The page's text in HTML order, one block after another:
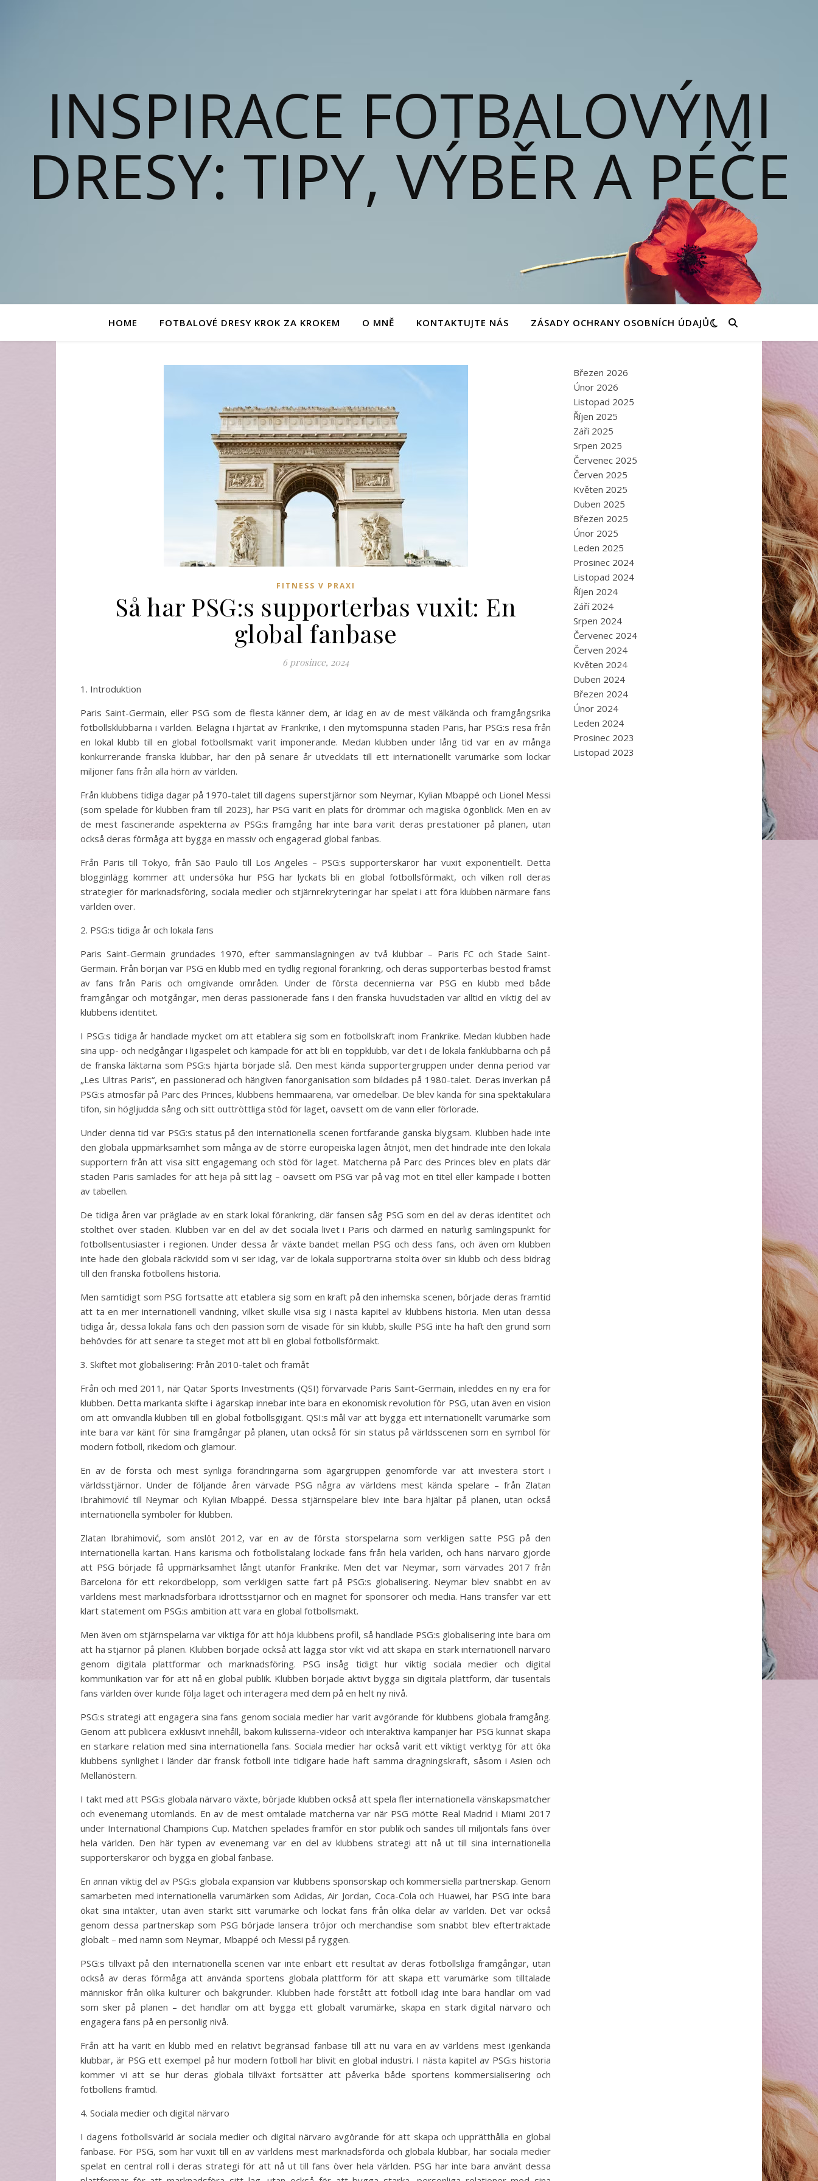
INSPIRACE FOTBALOVÝMI
DRESY: TIPY, VÝBĚR A PÉČE
HOME FOTBALOVÉ DRESY KROK ZA KROKEM O MNĚ KONTAKTUJTE NÁS ZÁSADY OCHRANY OSOBNÍCH ÚDAJŮ
FITNESS V PRAXI
Så har PSG:s supporterbas vuxit: En
global fanbase
6 prosince, 2024
1. Introduktion
Paris Saint-Germain, eller PSG som de flesta känner dem, är idag en av de mest välkända och framgångsrika
fotbollsklubbarna i världen. Belägna i hjärtat av Frankrike, i den mytomspunna staden Paris, har PSG:s resa från
en lokal klubb till en global fotbollsmakt varit imponerande. Medan klubben under lång tid var en av många
konkurrerande franska klubbar, har den på senare år utvecklats till ett internationellt varumärke som lockar
miljoner fans från alla hörn av världen.
Från klubbens tidiga dagar på 1970-talet till dagens superstjärnor som Neymar, Kylian Mbappé och Lionel Messi
(som spelade för klubben fram till 2023), har PSG varit en plats för drömmar och magiska ögonblick. Men en av
de mest fascinerande aspekterna av PSG:s framgång har inte bara varit deras prestationer på planen, utan
också deras förmåga att bygga en massiv och engagerad global fanbas.
Från Paris till Tokyo, från São Paulo till Los Angeles – PSG:s supporterskaror har vuxit exponentiellt. Detta
blogginlägg kommer att undersöka hur PSG har lyckats bli en global fotbollsförmakt, och vilken roll deras
strategier för marknadsföring, sociala medier och stjärnrekryteringar har spelat i att föra klubben närmare fans
världen över.
2. PSG:s tidiga år och lokala fans
Paris Saint-Germain grundades 1970, efter sammanslagningen av två klubbar – Paris FC och Stade Saint-
Germain. Från början var PSG en klubb med en tydlig regional förankring, och deras supporterbas bestod främst
av fans från Paris och omgivande områden. Under de första decennierna var PSG en klubb med både
framgångar och motgångar, men deras passionerade fans i den franska huvudstaden var alltid en viktig del av
klubbens identitet.
I PSG:s tidiga år handlade mycket om att etablera sig som en fotbollskraft inom Frankrike. Medan klubben hade
sina upp- och nedgångar i ligaspelet och kämpade för att bli en toppklubb, var det i de lokala fanklubbarna och på
de franska läktarna som PSG:s hjärta började slå. Den mest kända supportergruppen under denna period var
„Les Ultras Paris“, en passionerad och hängiven fanorganisation som bildades på 1980-talet. Deras inverkan på
PSG:s atmosfär på Parc des Princes, klubbens hemmaarena, var omedelbar. De blev kända för sina spektakulära
tifon, sin högljudda sång och sitt outtröttliga stöd för laget, oavsett om de vann eller förlorade.
Under denna tid var PSG:s status på den internationella scenen fortfarande ganska blygsam. Klubben hade inte
den globala uppmärksamhet som många av de större europeiska lagen åtnjöt, men det hindrade inte den lokala
supportern från att visa sitt engagemang och stöd för laget. Matcherna på Parc des Princes blev en plats där
staden Paris samlades för att heja på sitt lag – oavsett om PSG var på väg mot en titel eller kämpade i botten
av tabellen.
De tidiga åren var präglade av en stark lokal förankring, där fansen såg PSG som en del av deras identitet och
stolthet över staden. Klubben var en del av det sociala livet i Paris och därmed en naturlig samlingspunkt för
fotbollsentusiaster i regionen. Under dessa år växte bandet mellan PSG och dess fans, och även om klubben
inte hade den globala räckvidd som vi ser idag, var de lokala supportrarna stolta över sin klubb och dess bidrag
till den franska fotbollens historia.
Men samtidigt som PSG fortsatte att etablera sig som en kraft på den inhemska scenen, började deras framtid
att ta en mer internationell vändning, vilket skulle visa sig i nästa kapitel av klubbens historia. Men utan dessa
tidiga år, dessa lokala fans och den passion som de visade för sin klubb, skulle PSG inte ha haft den grund som
behövdes för att senare ta steget mot att bli en global fotbollsförmakt.
3. Skiftet mot globalisering: Från 2010-talet och framåt
Från och med 2011, när Qatar Sports Investments (QSI) förvärvade Paris Saint-Germain, inleddes en ny era för
klubben. Detta markanta skifte i ägarskap innebar inte bara en ekonomisk revolution för PSG, utan även en vision
om att omvandla klubben till en global fotbollsgigant. QSI:s mål var att bygga ett internationellt varumärke som
inte bara var känt för sina framgångar på planen, utan också för sin status på världsscenen som en symbol för
modern fotboll, rikedom och glamour.
En av de första och mest synliga förändringarna som ägargruppen genomförde var att investera stort i
världsstjärnor. Under de följande åren värvade PSG några av världens mest kända spelare – från Zlatan
Ibrahimović till Neymar och Kylian Mbappé. Dessa stjärnspelare blev inte bara hjältar på planen, utan också
internationella symboler för klubben.
Zlatan Ibrahimović, som anslöt 2012, var en av de första storspelarna som verkligen satte PSG på den
internationella kartan. Hans karisma och fotbollstalang lockade fans från hela världen, och hans närvaro gjorde
att PSG började få uppmärksamhet långt utanför Frankrike. Men det var Neymar, som värvades 2017 från
Barcelona för ett rekordbelopp, som verkligen satte fart på PSG:s globalisering. Neymar blev snabbt en av
världens mest marknadsförbara idrottsstjärnor och en magnet för sponsorer och media. Hans transfer var ett
klart statement om PSG:s ambition att vara en global fotbollsmakt.
Men även om stjärnspelarna var viktiga för att höja klubbens profil, så handlade PSG:s globalisering inte bara om
att ha stjärnor på planen. Klubben började också att lägga stor vikt vid att skapa en stark internationell närvaro
genom digitala plattformar och marknadsföring. PSG insåg tidigt hur viktig sociala medier och digital
kommunikation var för att nå en global publik. Klubben började aktivt bygga sin digitala plattform, där tusentals
fans världen över kunde följa laget och interagera med dem på en helt ny nivå.
PSG:s strategi att engagera sina fans genom sociala medier har varit avgörande för klubbens globala framgång.
Genom att publicera exklusivt innehåll, bakom kulisserna-videor och interaktiva kampanjer har PSG kunnat skapa
en starkare relation med sina internationella fans. Sociala medier har också varit ett viktigt verktyg för att öka
klubbens synlighet i länder där fransk fotboll inte tidigare hade haft samma dragningskraft, såsom i Asien och
Mellanöstern.
I takt med att PSG:s globala närvaro växte, började klubben också att spela fler internationella vänskapsmatcher
och evenemang utomlands. En av de mest omtalade matcherna var när PSG mötte Real Madrid i Miami 2017
under International Champions Cup. Matchen spelades framför en stor publik och sändes till miljontals fans över
hela världen. Den här typen av evenemang var en del av klubbens strategi att nå ut till sina internationella
supporterskaror och bygga en global fanbase.
En annan viktig del av PSG:s globala expansion var klubbens sponsorskap och kommersiella partnerskap. Genom
samarbeten med internationella varumärken som Adidas, Air Jordan, Coca-Cola och Huawei, har PSG inte bara
ökat sina intäkter, utan även stärkt sitt varumärke och lockat fans från olika delar av världen. Det var också
genom dessa partnerskap som PSG började lansera tröjor och merchandise som snabbt blev eftertraktade
globalt – med namn som Neymar, Mbappé och Messi på ryggen.
PSG:s tillväxt på den internationella scenen var inte enbart ett resultat av deras fotbollsliga framgångar, utan
också av deras förmåga att använda sportens globala plattform för att skapa ett varumärke som tilltalade
människor från olika kulturer och bakgrunder. Klubben hade förstått att fotboll idag inte bara handlar om vad
som sker på planen – det handlar om att bygga ett globalt varumärke, skapa en stark digital närvaro och
engagera fans på en personlig nivå.
Från att ha varit en klubb med en relativt begränsad fanbase till att nu vara en av världens mest igenkända
klubbar, är PSG ett exempel på hur modern fotboll har blivit en global industri. I nästa kapitel av PSG:s historia
kommer vi att se hur deras globala tillväxt fortsätter att påverka både sportens kommersialisering och
fotbollens framtid.
4. Sociala medier och digital närvaro
I dagens fotbollsvärld är sociala medier och digital närvaro avgörande för att skapa och upprätthålla en global
fanbase. För PSG, som har vuxit till en av världens mest marknadsförda och globala klubbar, har sociala medier
spelat en central roll i deras strategi för att nå ut till fans över hela världen. PSG har inte bara använt dessa
Březen 2026
Únor 2026
Listopad 2025
Říjen 2025
Září 2025
Srpen 2025
Červenec 2025
Červen 2025
Květen 2025
Duben 2025
Březen 2025
Únor 2025
Leden 2025
Prosinec 2024
Listopad 2024
Říjen 2024
Září 2024
Srpen 2024
Červenec 2024
Červen 2024
Květen 2024
Duben 2024
Březen 2024
Únor 2024
Leden 2024
Prosinec 2023
Listopad 2023